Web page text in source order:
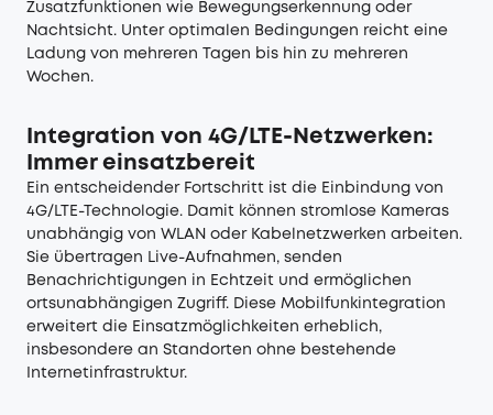
Zusatzfunktionen wie Bewegungserkennung oder
Nachtsicht. Unter optimalen Bedingungen reicht eine
Ladung von mehreren Tagen bis hin zu mehreren
Wochen.
Integration von 4G/LTE-Netzwerken:
Immer einsatzbereit
Ein entscheidender Fortschritt ist die Einbindung von
4G/LTE-Technologie. Damit können stromlose Kameras
unabhängig von WLAN oder Kabelnetzwerken arbeiten.
Sie übertragen Live-Aufnahmen, senden
Benachrichtigungen in Echtzeit und ermöglichen
ortsunabhängigen Zugriff. Diese Mobilfunkintegration
erweitert die Einsatzmöglichkeiten erheblich,
insbesondere an Standorten ohne bestehende
Internetinfrastruktur.